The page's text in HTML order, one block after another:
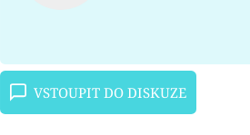
VSTOUPIT DO DISKUZE